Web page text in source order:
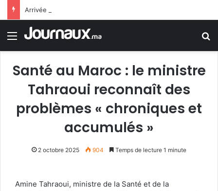
Menu
Santé au Maroc : le ministre
Tahraoui reconnaît des
problèmes « chroniques et
accumulés »
2 octobre 2025 904 Temps de lecture 1 minute
Amine Tahraoui, ministre de la Santé et de la